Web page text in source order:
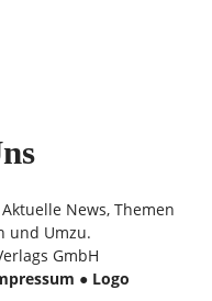
News, Themen
und Umzu.
GmbH
● Logo